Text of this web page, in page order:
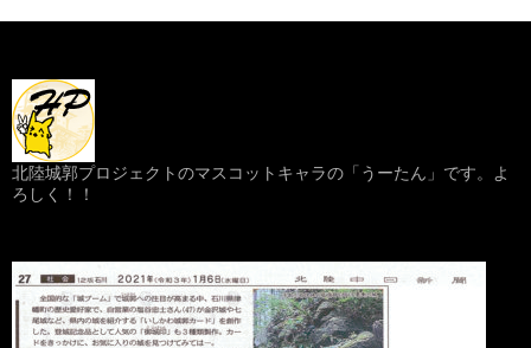
ー
ョ
ン
北陸城郭プロジェクトのマスコットキャラの「うーたん」です。よ
ろしく！！